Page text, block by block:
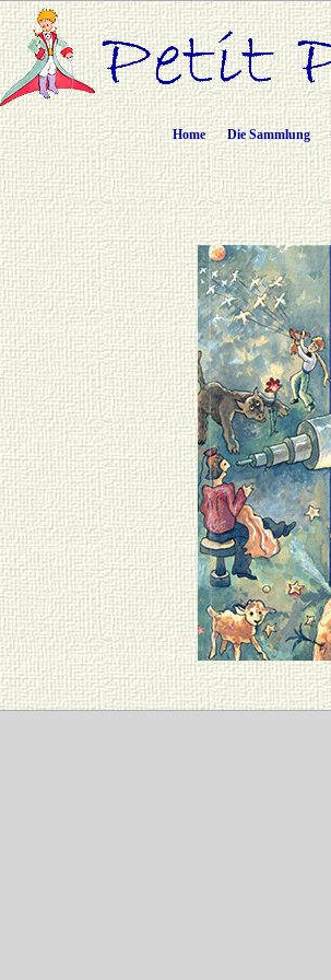
Home Die Sammlung